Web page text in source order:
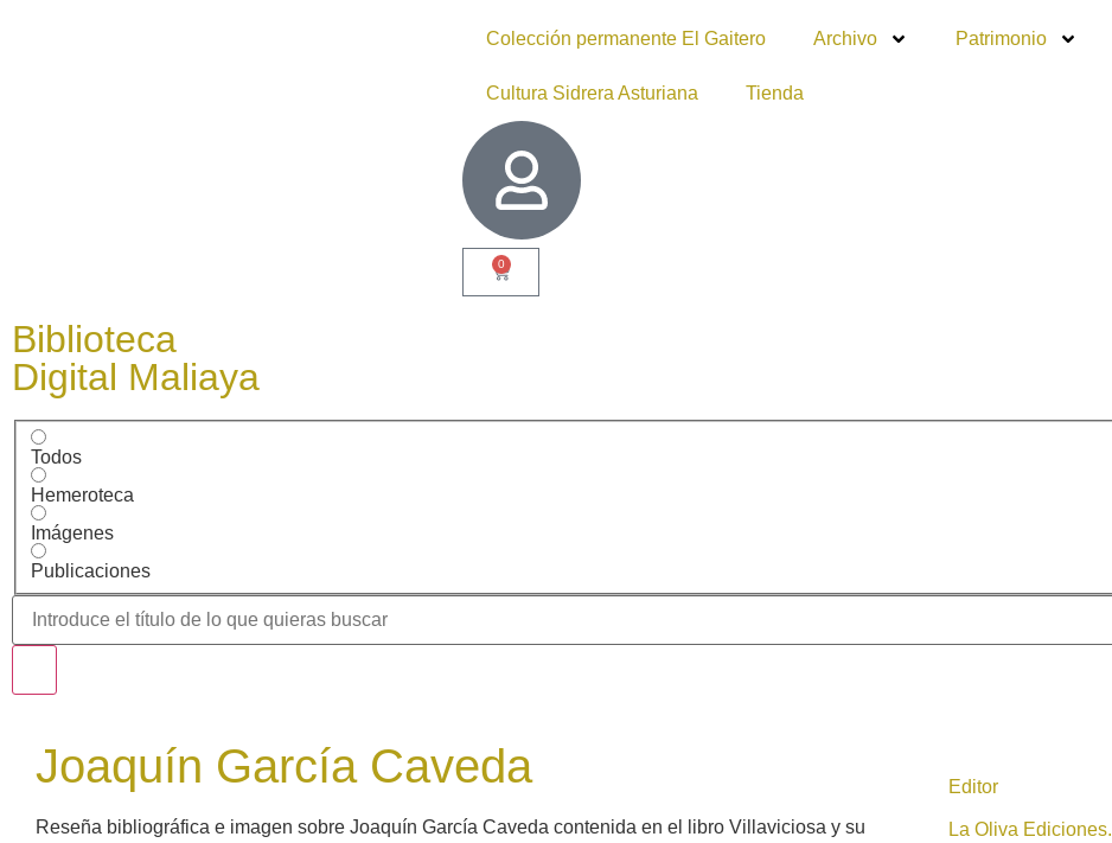
Colección permanente El Gaitero Archivo Patrimonio
Cultura Sidrera Asturiana Tienda
0
Biblioteca
Digital Maliaya
Todos
Hemeroteca
Imágenes
Publicaciones
Joaquín García Caveda
Reseña bibliográfica e imagen sobre Joaquín García Caveda contenida en el libro Villaviciosa y su
Editor
La Oliva Ediciones.